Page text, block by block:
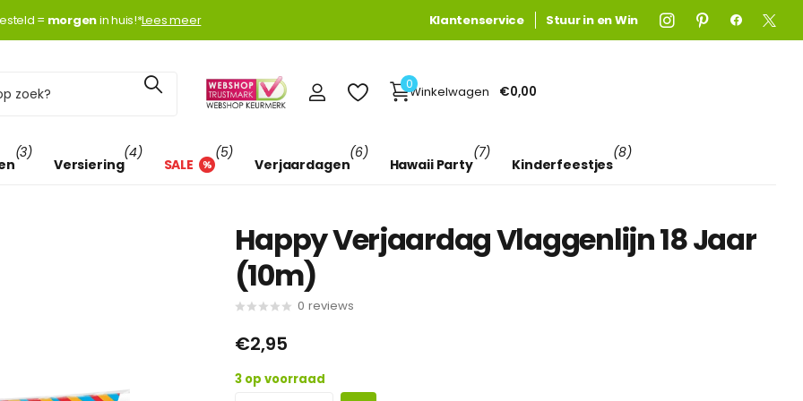
Klarna
Klarna
= morgenin huis!*Lees meer
morgen Gratis verzendingboven €75! (anders €4,95)Lees meer
Gratis verzending
Klantenservice Stuur in en Win
Winkelwagen
0 €0,00
(3)
Versiering
(4)
SALE
(5)
Verjaardagen
(6)
Hawaii Party
(7)
Kinderfeestjes
(8)
Happy Verjaardag Vlaggenlijn 18 Jaar
(10m)
0 reviews
€2,95
3 op voorraad